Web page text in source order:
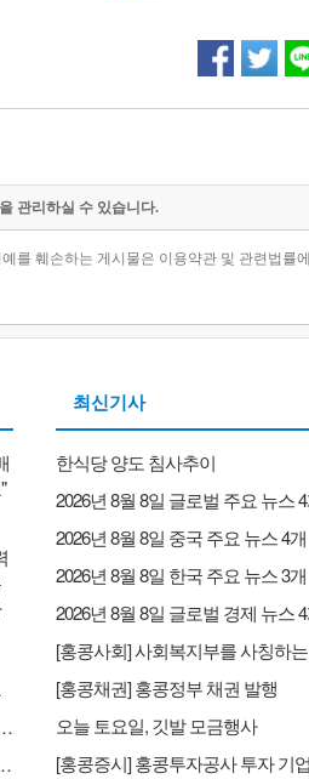
관리하실 수 있습니다.
라인’
브랜드의 습격 스타벅스→럭킨커피
맛을 넘어 ‘헬스케어’로 진화하다
최신기사
한식당 양도 침사추이
2026년 8월 8일 글로벌 주요 뉴스
2026년 8월 8일 중국 주요 뉴스 4개
2026년 8월 8일 한국 주요 뉴스 3개
2026년 8월 8일 글로벌 경제 뉴스
[홍콩사회] 사회복지부를 사칭하
[홍콩채권] 홍콩정부 채권 발행
오늘 토요일, 깃발 모금행사